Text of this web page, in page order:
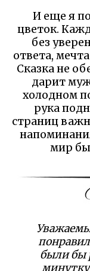
И еще я
цветок.
без
ответа,
Сказка не
дарит
холодном
рука
страниц
мир
были бы
минутку